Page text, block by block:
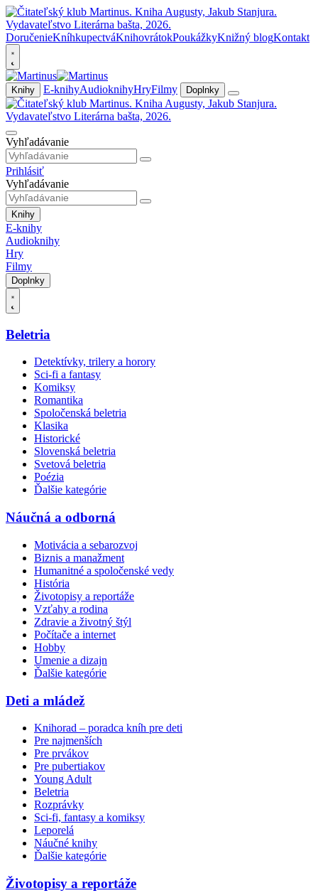
DoručenieKníhkupectváKnihovrátokPoukážkyKnižný blogKontakt
Knihy E-knihyAudioknihyHryFilmy Doplnky
Vyhľadávanie
Prihlásiť
Vyhľadávanie
Knihy
E-knihy
Audioknihy
Hry
Filmy
Doplnky
Beletria
Detektívky, trilery a horory
Sci-fi a fantasy
Komiksy
Romantika
Spoločenská beletria
Klasika
Historické
Slovenská beletria
Svetová beletria
Poézia
Ďalšie kategórie
Náučná a odborná
Motivácia a sebarozvoj
Biznis a manažment
Humanitné a spoločenské vedy
História
Životopisy a reportáže
Vzťahy a rodina
Zdravie a životný štýl
Počítače a internet
Hobby
Umenie a dizajn
Ďalšie kategórie
Deti a mládež
Knihorad – poradca kníh pre deti
Pre najmenších
Pre prvákov
Pre pubertiakov
Young Adult
Beletria
Rozprávky
Sci-fi, fantasy a komiksy
Leporelá
Náučné knihy
Ďalšie kategórie
Životopisy a reportáže